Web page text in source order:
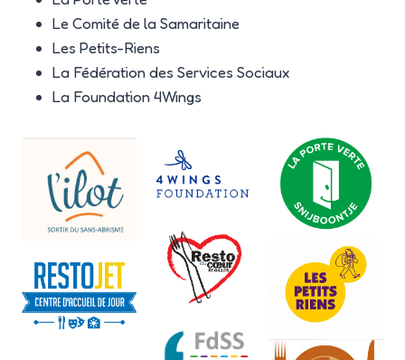
Le Comité de la Samaritaine
Les Petits-Riens
La Fédération des Services Sociaux
La Foundation 4Wings